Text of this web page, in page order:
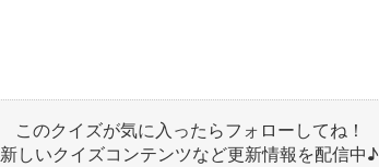
このクイズが気に入ったらフォローしてね！
新しいクイズコンテンツなど更新情報を配信中♪